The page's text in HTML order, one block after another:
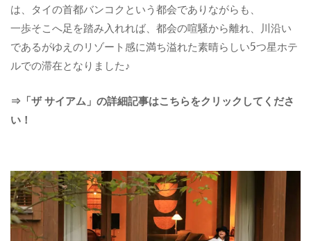
は、タイの首都バンコクという都会でありながらも、
一歩そこへ足を踏み入れれば、都会の喧騒から離れ、川沿い
であるがゆえのリゾート感に満ち溢れた素晴らしい5つ星ホテ
ルでの滞在となりました♪
⇒「ザ サイアム」の詳細記事はこちらをクリックしてくださ
い！